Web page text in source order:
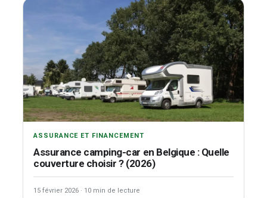
ASSURANCE ET FINANCEMENT
Assurance camping-car en Belgique : Quelle
couverture choisir ? (2026)
15 février 2026 · 10 min de lecture